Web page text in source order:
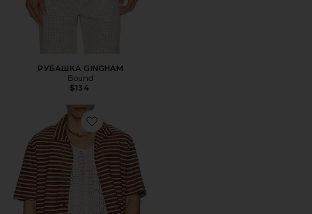
РУБАШКА GINGHAM
Bound
$134
Favorite РУБАШКА STRIPE